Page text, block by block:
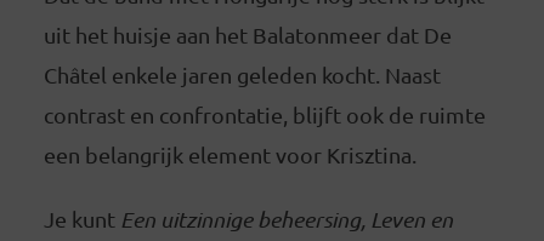
uit het huisje aan het Balatonmeer dat De
Châtel enkele jaren geleden kocht. Naast
contrast en confrontatie, blijft ook de ruimte
een belangrijk element voor Krisztina.
Je kunt Een uitzinnige beheersing, Leven en